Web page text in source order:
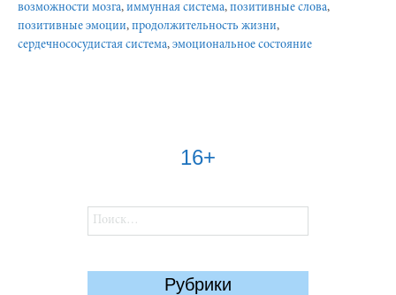
возможности мозга, иммунная система, позитивные слова,
позитивные эмоции, продолжительность жизни,
сердечнососудистая система, эмоциональное состояние
16+
Найти:
Рубрики